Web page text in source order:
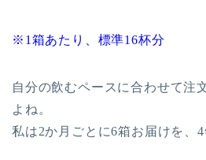
※1箱あたり、標準16杯分
自分の飲むペースに合わせて注
よね。
私は2か月ごとに6箱お届けを、4